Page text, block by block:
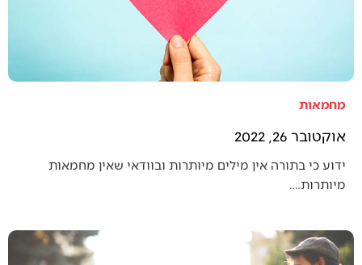
מחמאות
אוקטובר 26, 2022
ידוע כי בתורה אין מילים מיותרות ובוודאי שאין מחמאות
מיותרות.…